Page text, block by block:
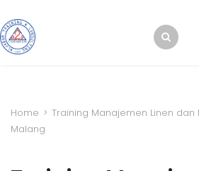
Home > Training Manajemen Linen dan
Malang